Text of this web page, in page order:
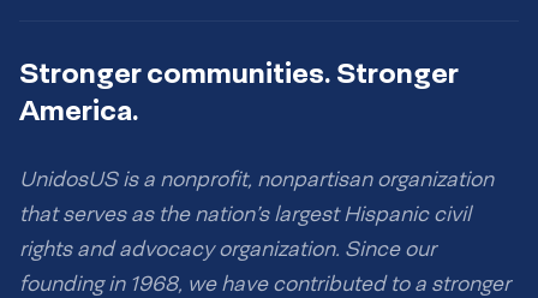
Stronger communities. Stronger
America.
UnidosUS is a nonprofit, nonpartisan organization
that serves as the nation’s largest Hispanic civil
rights and advocacy organization. Since our
founding in 1968, we have contributed to a stronger